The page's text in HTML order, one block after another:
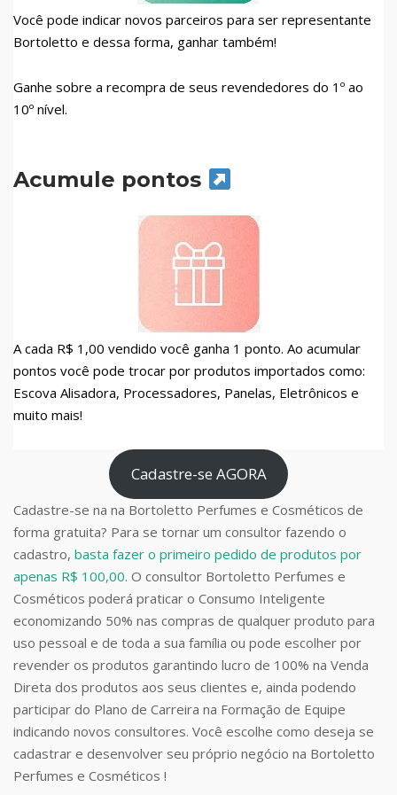
Você pode indicar novos parceiros para ser representante
Bortoletto e dessa forma, ganhar também!
Ganhe sobre a recompra de seus revendedores do 1º ao
10º nível.
Acumule pontos
A cada R$ 1,00 vendido você ganha 1 ponto. Ao acumular
pontos você pode trocar por produtos importados como:
Escova Alisadora, Processadores, Panelas, Eletrônicos e
muito mais!
Cadastre-se AGORA
Cadastre-se na na Bortoletto Perfumes e Cosméticos de
forma gratuita? Para se tornar um consultor fazendo o
cadastro, basta fazer o primeiro pedido de produtos por
apenas R$ 100,00. O consultor Bortoletto Perfumes e
Cosméticos poderá praticar o Consumo Inteligente
economizando 50% nas compras de qualquer produto para
uso pessoal e de toda a sua família ou pode escolher por
revender os produtos garantindo lucro de 100% na Venda
Direta dos produtos aos seus clientes e, ainda podendo
participar do Plano de Carreira na Formação de Equipe
indicando novos consultores. Você escolhe como deseja se
cadastrar e desenvolver seu próprio negócio na Bortoletto
Perfumes e Cosméticos !